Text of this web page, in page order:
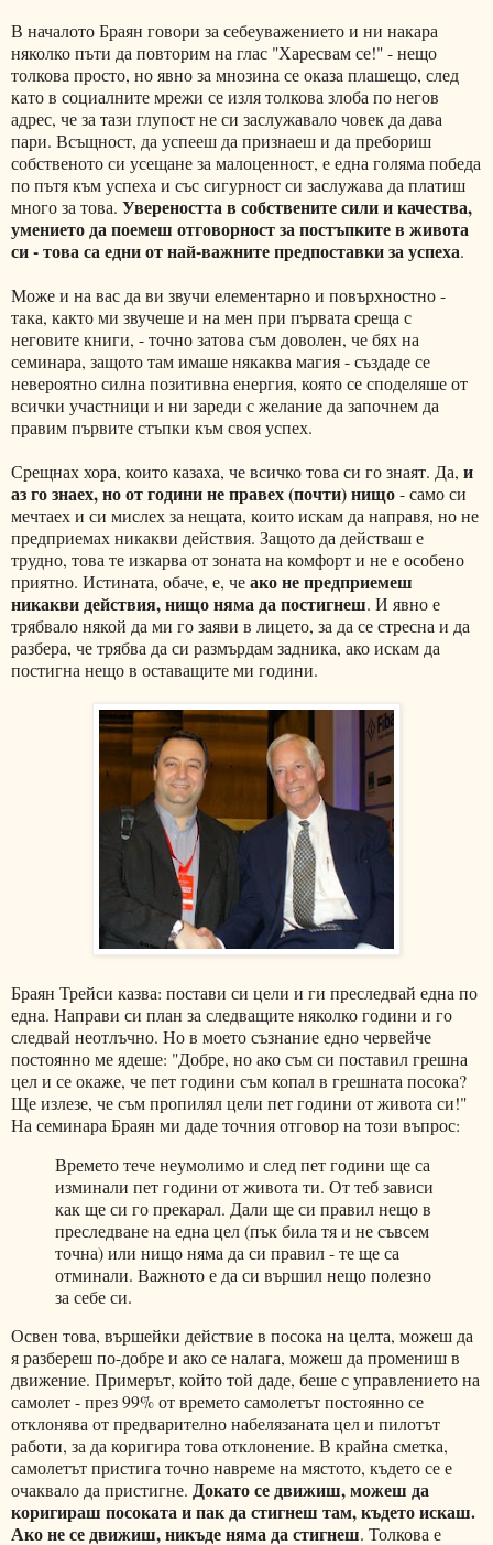
В началото Браян говори за себеуважението и ни накара
няколко пъти да повторим на глас "Харесвам се!" - нещо
толкова просто, но явно за мнозина се оказа плашещо, след
като в социалните мрежи се изля толкова злоба по негов
адрес, че за тази глупост не си заслужавало човек да дава
пари. Всъщност, да успееш да признаеш и да пребориш
собственото си усещане за малоценност, е една голяма победа
по пътя към успеха и със сигурност си заслужава да платиш
много за това. Увереността в собствените сили и качества,
умението да поемеш отговорност за постъпките в живота
си - това са едни от най-важните предпоставки за успеха.
Може и на вас да ви звучи елементарно и повърхностно -
така, както ми звучеше и на мен при първата среща с
неговите книги, - точно затова съм доволен, че бях на
семинара, защото там имаше някаква магия - създаде се
невероятно силна позитивна енергия, която се споделяше от
всички участници и ни зареди с желание да започнем да
правим първите стъпки към своя успех.
Срещнах хора, които казаха, че всичко това си го знаят. Да, и
аз го знаех, но от години не правех (почти) нищо- само си
мечтаех и си мислех за нещата, които искам да направя, но не
предприемах никакви действия. Защото да действаш е
трудно, това те изкарва от зоната на комфорт и не е особено
приятно. Истината, обаче, е, чеако не предприемеш
никакви действия, нищо няма да постигнеш. И явно е
трябвало някой да ми го заяви в лицето, за да се стресна и да
разбера, че трябва да си размърдам задника, ако искам да
постигна нещо в оставащите ми години.
Браян Трейси казва: постави си цели и ги преследвай една по
една. Направи си план за следващите няколко години и го
следвай неотлъчно. Но в моето съзнание едно червейче
постоянно ме ядеше: "Добре, но ако съм си поставил грешна
цел и се окаже, че пет години съм копал в грешната посока?
Ще излезе, че съм пропилял цели пет години от живота си!"
На семинара Браян ми даде точния отговор на този въпрос:
Времето тече неумолимо и след пет години ще са
изминали пет години от живота ти. От теб зависи
как ще си го прекарал. Дали ще си правил нещо в
преследване на една цел (пък била тя и не съвсем
точна) или нищо няма да си правил - те ще са
отминали. Важното е да си вършил нещо полезно
за себе си.
Освен това, вършейки действие в посока на целта, можеш да
я разбереш по-добре и ако се налага, можеш да промениш в
движение. Примерът, който той даде, беше с управлението на
самолет - през 99% от времето самолетът постоянно се
отклонява от предварително набелязаната цел и пилотът
работи, за да коригира това отклонение. В крайна сметка,
самолетът пристига точно навреме на мястото, където се е
очаквало да пристигне. Докато се движиш, можеш да
коригираш посоката и пак да стигнеш там, където искаш.
Ако не се движиш, никъде няма да стигнеш. Толкова е